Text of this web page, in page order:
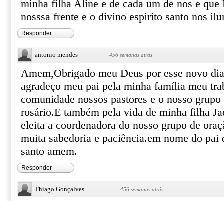
minha filha Aline e de cada um de nos e que
nosssa frente e o divino espirito santo nos
Responder
antonio mendes · 456 semanas atrás
Amem,Obrigado meu Deus por esse novo
agradeço meu pai pela minha família meu
comunidade nossos pastores e o nosso
rosário.E também pela vida de minha filha
eleita a coordenadora do nosso grupo de
muita sabedoria e paciência.em nome do
santo amem.
Responder
Thiago Gonçalves · 456 semanas atrás